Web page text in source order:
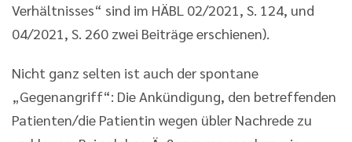
Verhältnisses“ sind im HÄBL 02/2021, S. 124, und
04/2021, S. 260 zwei Beiträge erschienen).
Nicht ganz selten ist auch der spontane
„Gegenangriff“: Die Ankündigung, den betreffenden
Patienten/die Patientin wegen übler Nachrede zu